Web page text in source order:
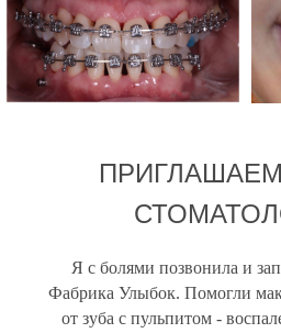
Я с болями позвонила и
Фабрика Улыбок. Помогли
от зуба с пульпитом -